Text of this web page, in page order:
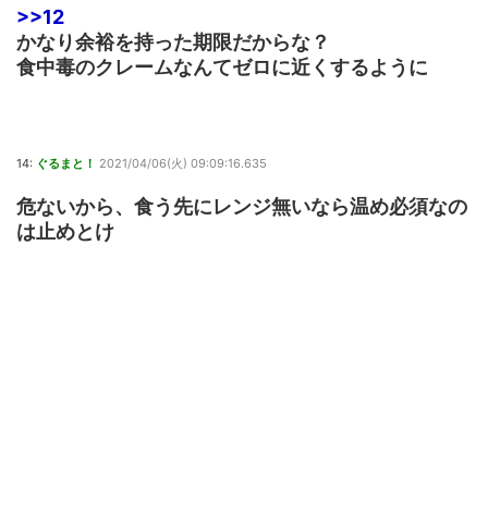
>>12
かなり余裕を持った期限だからな？
食中毒のクレームなんてゼロに近くするように
14: ぐるまと！ 2021/04/06(火) 09:09:16.635
危ないから、食う先にレンジ無いなら温め必須なの
は止めとけ